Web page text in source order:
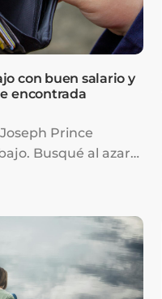
un esclavo.
con buen salario y
encontrada
Prince
Busqué al azar
que habían
de alabanza muy